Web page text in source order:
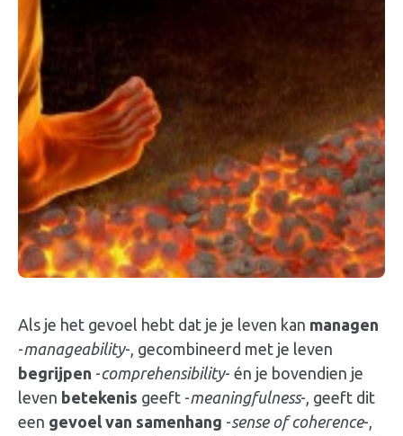
Als je het gevoel hebt dat je je leven kan managen
-manageability-, gecombineerd met je leven
begrijpen -comprehensibility- én je bovendien je
leven betekenis geeft -meaningfulness-, geeft dit
een gevoel van samenhang -sense of coherence-,